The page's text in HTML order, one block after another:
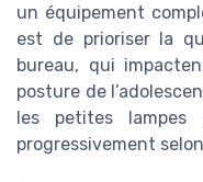
un équipement
est de prioriser la
bureau, qui
posture de
les petites lampes
progressivement